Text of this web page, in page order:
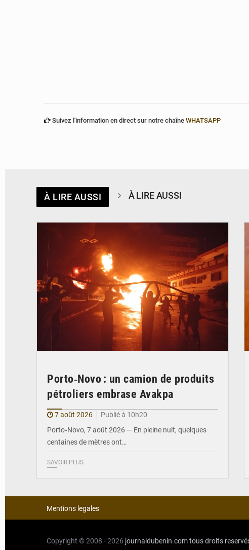
Suivez l'information en direct sur notre chaîne WHATSAPP
À LIRE AUSSI À LIRE AUSSI
Porto‑Novo : un camion de produits
pétroliers embrase Avakpa
7 août 2026
Publié à 10h20
Porto‑Novo, 7 août 2026 — En pleine nuit, quelques
centaines de mètres ont…
SAVOIR PLUS
Mentions legales
Copyright © 2008 - 2026 journaldubenin.comtous droits